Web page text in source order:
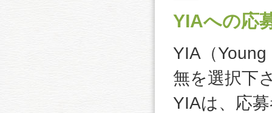
YIAへの応
YIA（
無を選択下
YIAは、応